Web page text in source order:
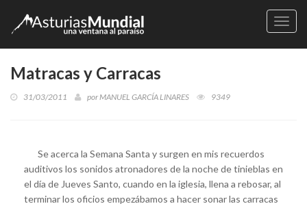
Matracas y Carracas
31/03/2011 porMANUEL GARCÍA LINARES 9349
Se acerca la Semana Santa y surgen en mis recuerdos
auditivos los sonidos atronadores de la noche de tinieblas en
el día de Jueves Santo, cuando en la iglesia, llena a rebosar, al
terminar los oficios empezábamos a hacer sonar las carracas